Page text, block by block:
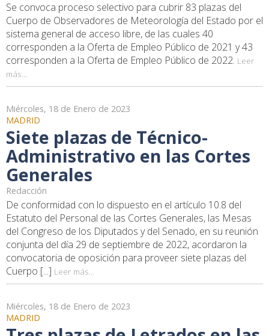
Se convoca proceso selectivo para cubrir 83 plazas del
Cuerpo de Observadores de Meteorología del Estado por el
sistema general de acceso libre, de las cuales 40
corresponden a la Oferta de Empleo Público de 2021 y 43
corresponden a la Oferta de Empleo Público de 2022. Leer
más...
Miércoles, 18 de Enero de 2023
MADRID
Siete plazas de Técnico-
Administrativo en las Cortes
Generales
Redacción
De conformidad con lo dispuesto en el artículo 10.8 del
Estatuto del Personal de las Cortes Generales, las Mesas
del Congreso de los Diputados y del Senado, en su reunión
conjunta del día 29 de septiembre de 2022, acordaron la
convocatoria de oposición para proveer siete plazas del
Cuerpo [...] Leer más...
Miércoles, 18 de Enero de 2023
MADRID